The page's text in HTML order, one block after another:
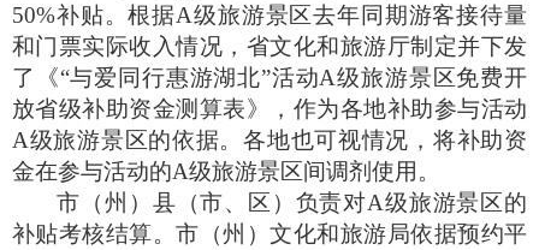
50%补贴。根据A级旅游景区去年同期游客接待量
和门票实际收入情况，省文化和旅游厅制定并下发
了《“与爱同行惠游湖北”活动A级旅游景区免费开
放省级补助资金测算表》，作为各地补助参与活动
A级旅游景区的依据。各地也可视情况，将补助资
金在参与活动的A级旅游景区间调剂使用。
市（州）县（市、区）负责对A级旅游景区的
补贴考核结算。市（州）文化和旅游局依据预约平